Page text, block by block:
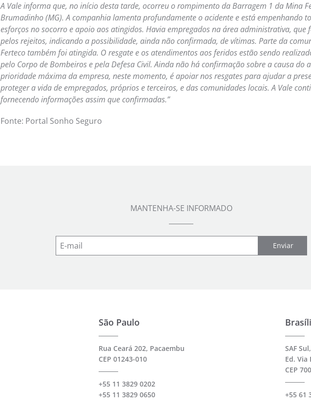
A Vale informa que, no início desta tarde, ocorreu o rompimento da Barragem 1 da Mina
Brumadinho (MG). A companhia lamenta profundamente o acidente e está empenhando
esforços no socorro e apoio aos atingidos. Havia empregados na área administrativa, que
pelos rejeitos, indicando a possibilidade, ainda não confirmada, de vítimas. Parte da
Ferteco também foi atingida. O resgate e os atendimentos aos feridos estão sendo
pelo Corpo de Bombeiros e pela Defesa Civil. Ainda não há confirmação sobre a causa do
prioridade máxima da empresa, neste momento, é apoiar nos resgates para ajudar a
proteger a vida de empregados, próprios e terceiros, e das comunidades locais. A Vale
fornecendo informações assim que confirmadas.”
Fonte: Portal Sonho Seguro
MANTENHA-SE INFORMADO
Enviar
São Paulo
Rua Ceará 202, Pacaembu
CEP 01243-010
+55 11 3829 0202
+55 11 3829 0650
SAF
Ed. Via
CEP
+55 61